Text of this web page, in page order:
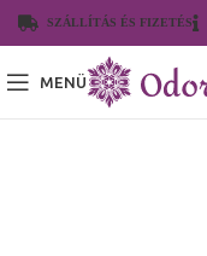
SZÁLLÍTÁS ÉS FIZETÉS
MENÜ